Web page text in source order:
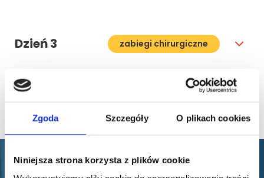
Zgoda Szczegóły O plikach cookies
Niniejsza strona korzysta z plików cookie
Dzień 3 zabiegi chirurgiczne
Materiały bonusowe 1 h